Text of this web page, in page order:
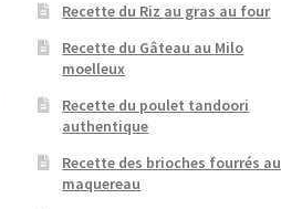
Recette du Riz au gras au four
Recette du Gâteau au Milo
moelleux
Recette du poulet tandoori
authentique
Recette des brioches fourrés au
maquereau